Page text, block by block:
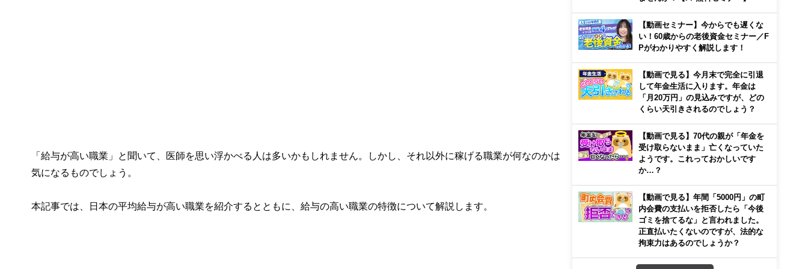
「給与が高い職業」と聞いて、医師を思い浮かべる人は多いかもしれません。しかし、それ以外に稼げる職業が何なのかは
気になるものでしょう。
本記事では、日本の平均給与が高い職業を紹介するとともに、給与の高い職業の特徴について解説します。
【動画セミナー】今からでも遅くな
い！60歳からの老後資金セミナー／F
Pがわかりやすく解説します！
【動画で見る】今月末で完全に引退
して年金生活に入ります。年金は
「月20万円」の見込みですが、どの
くらい天引きされるのでしょう？
【動画で見る】70代の親が「年金を
受け取らないまま」亡くなっていた
ようです。これっておかしいです
か…？
【動画で見る】年間「5000円」の町
内会費の支払いを拒否したら「今後
ゴミを捨てるな」と言われました。
正直払いたくないのですが、法的な
拘束力はあるのでしょうか？